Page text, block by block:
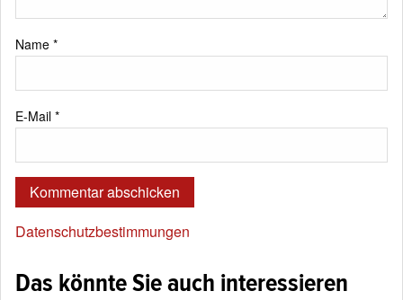
Name *
E-Mail *
Datenschutzbestimmungen
Das könnte Sie auch interessieren